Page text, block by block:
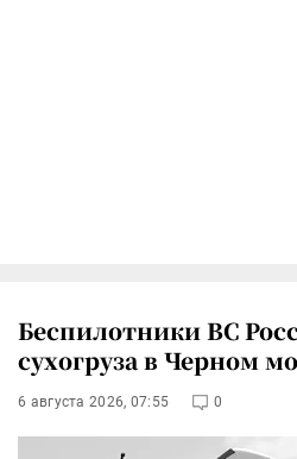
Беспилотники ВС
сухогруза в Черном
6 августа 2026, 07:55 0